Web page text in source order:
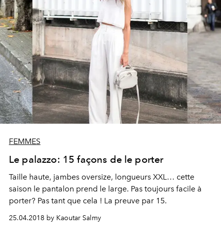
FEMMES
Le palazzo: 15 façons de le porter
Taille haute, jambes oversize, longueurs XXL… cette
saison le pantalon prend le large. Pas toujours facile à
porter? Pas tant que cela ! La preuve par 15.
25.04.2018 by Kaoutar Salmy